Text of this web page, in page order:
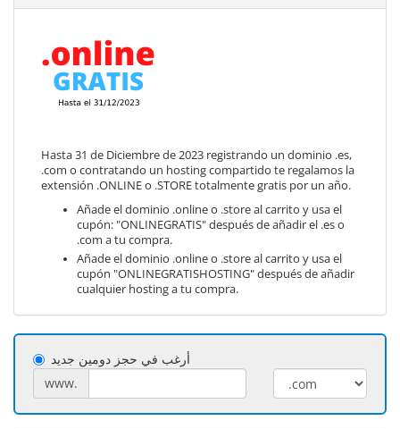
Hasta 31 de Diciembre de 2023 registrando un dominio .es,
.com o contratando un hosting compartido te regalamos la
extensión .ONLINE o .STORE totalmente gratis por un año.
Añade el dominio .online o .store al carrito y usa el
cupón: "ONLINEGRATIS" después de añadir el .es o
.com a tu compra.
Añade el dominio .online o .store al carrito y usa el
cupón "ONLINEGRATISHOSTING" después de añadir
cualquier hosting a tu compra.
أرغب في حجز دومين جديد
www.